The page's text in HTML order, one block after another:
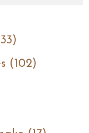
(102)